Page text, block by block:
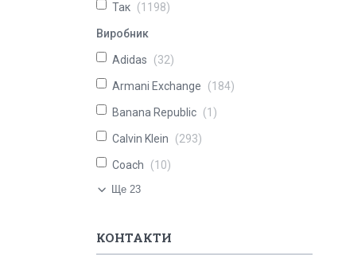
Так 1198
Виробник
Adidas 32
Armani Exchange 184
Banana Republic 1
Calvin Klein 293
Coach 10
Ще 23
КОНТАКТИ